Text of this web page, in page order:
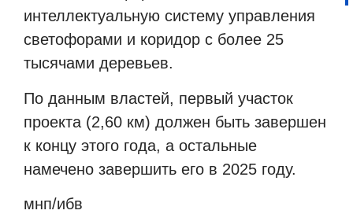
интеллектуальную систему управления
светофорами и коридор с более 25
тысячами деревьев.
По данным властей, первый участок
проекта (2,60 км) должен быть завершен
к концу этого года, а остальные
намечено завершить его в 2025 году.
мнп/ибв